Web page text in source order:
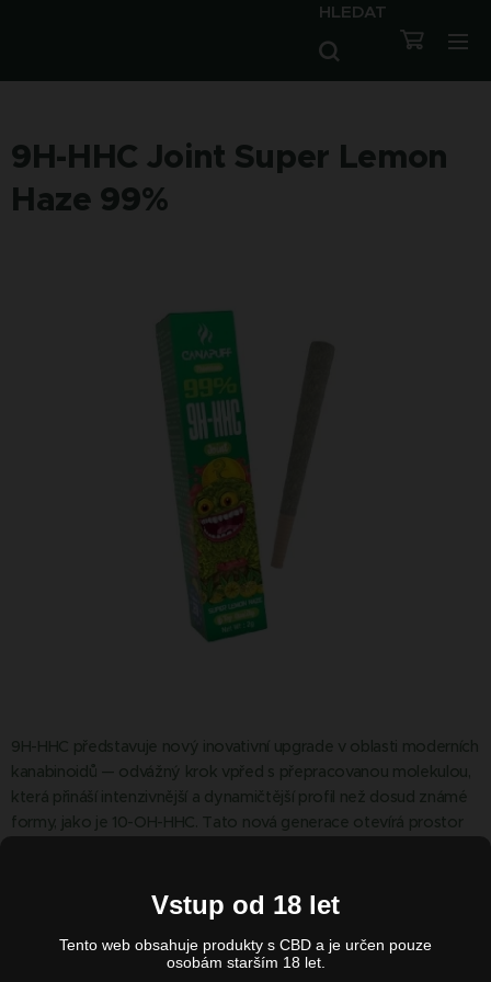
Vstup od 18 let
Tento web obsahuje produkty s CBD a je určen pouze
osobám starším 18 let.
HLEDAT
9H-HHC Joint Super Lemon
Haze 99%
9H-HHC představuje nový inovativní upgrade v oblasti moderních
kanabinoidů — odvážný krok vpřed s přepracovanou molekulou,
která přináší intenzivnější a dynamičtější profil než dosud známé
formy, jako je 10-OH-HHC. Tato nová generace otevírá prostor
alternativních kanabinoidů a chtějí zažít něco skutečně nového.